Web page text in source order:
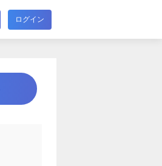
ログイン